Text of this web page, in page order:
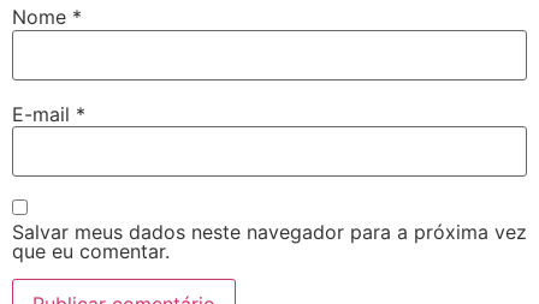
Nome *
E-mail *
Salvar meus dados neste navegador para a próxima vez
que eu comentar.